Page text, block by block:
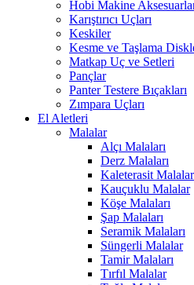
Hobi Makine
Karıştırıcı Uçları
Keskiler
Kesme ve Taşlama
Matkap Uç ve Setleri
Pançlar
Panter Testere Bıçakları
Zımpara Uçları
El Aletleri
Malalar
Alçı Malaları
Derz Malaları
Kaleterasit Malalar
Kauçuklu Malalar
Köşe Malaları
Şap Malaları
Seramik Malaları
Süngerli Malalar
Tamir Malaları
Tırfıl Malalar